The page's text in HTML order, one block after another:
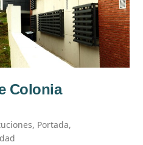
Colonia
, Portada,